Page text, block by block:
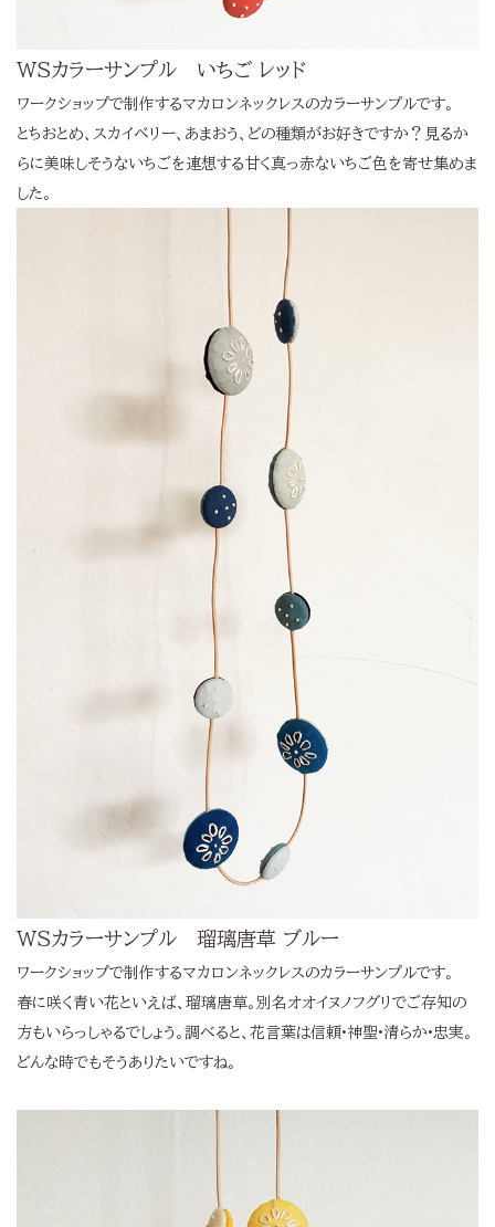
WSカラーサンプル いちご レッド
ワークショップで制作するマカロンネックレスのカラーサンプルです。
とちおとめ、スカイベリー、あまおう、どの種類がお好きですか？見るか
らに美味しそうないちごを連想する甘く真っ赤ないちご色 を寄せ集めま
した。
WSカラーサンプル 瑠璃唐草 ブルー
ワークショップで制作するマカロンネックレスのカラーサンプルです。
春に咲く青い花といえば、瑠璃唐草。別名オオイヌノフグリでご存知の
方もいらっしゃるでしょう。調べると、花言葉は信頼•神聖•清らか•忠実。
どんな時でもそうありたいですね。